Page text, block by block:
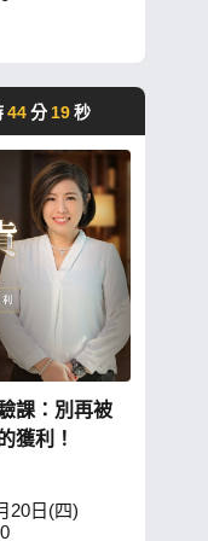
44分 18秒
課：別再被
獲利！
20日(四)